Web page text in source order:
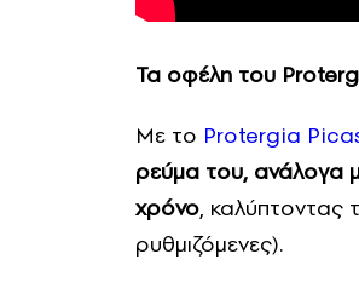
Τα οφέλη του
Με το Protergia
ρεύμα του, ανάλογα
χρόνο, καλύπτοντας
ρυθμιζόμενες).